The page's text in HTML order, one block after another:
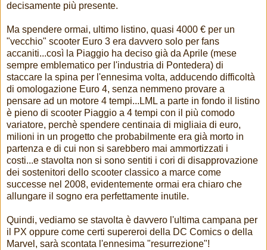
decisamente più presente.
Ma spendere ormai, ultimo listino, quasi 4000 € per un
"vecchio" scooter Euro 3 era davvero solo per fans
accaniti...così la Piaggio ha deciso già da Aprile (mese
sempre emblematico per l'industria di Pontedera) di
staccare la spina per l'ennesima volta, adducendo difficoltà
di omologazione Euro 4, senza nemmeno provare a
pensare ad un motore 4 tempi...LML a parte in fondo il listino
è pieno di scooter Piaggio a 4 tempi con il più comodo
variatore, perchè spendere centinaia di migliaia di euro,
milioni in un progetto che probabilmente era già morto in
partenza e di cui non si sarebbero mai ammortizzati i
costi...e stavolta non si sono sentiti i cori di disapprovazione
dei sostenitori dello scooter classico a marce come
successe nel 2008, evidentemente ormai era chiaro che
allungare il sogno era perfettamente inutile.
Quindi, vediamo se stavolta è davvero l'ultima campana per
il PX oppure come certi supereroi della DC Comics o della
Marvel, sarà scontata l'ennesima "resurrezione"!